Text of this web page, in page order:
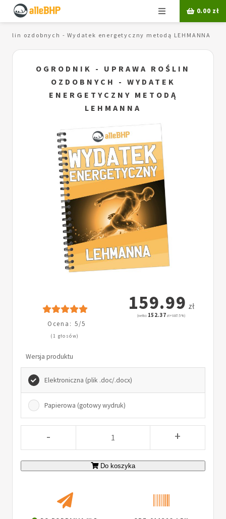
Menu 0.00 zł
ozdobnych - Wydatek energetyczny metodą LEHMANNA
OGRODNIK - UPRAWA ROŚLIN
OZDOBNYCH - WYDATEK
ENERGETYCZNY METODĄ
LEHMANNA
Ocena: 5/5
(1 głosów)
159.99 zł
(netto: 152.37 zł + VAT: 5%)
Wersja produktu
Elektroniczna (plik .doc/.docx)
Papierowa (gotowy wydruk)
- +
Do koszyka